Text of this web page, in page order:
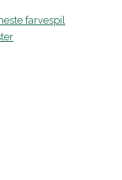
farvespil